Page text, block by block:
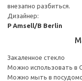
внезапно разбиться.
Дизайнер:
P Amsell/B Berlin
Закаленное стекло
Можно использовать в
Можно мыть в